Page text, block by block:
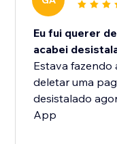
Eu fui querer
acabei
Estava fazendo
deletar uma
desistalado
App